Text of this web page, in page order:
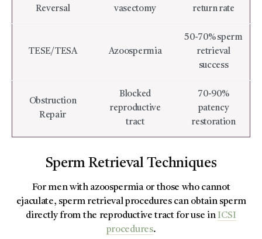
Reversal
vasectomy
return rate
TESE/TESA Azoospermia
50-70% sperm
retrieval
success
Obstruction
Repair
Blocked
reproductive
tract
70-90%
patency
restoration
Sperm Retrieval Techniques
For men with azoospermia or those who cannot
ejaculate, sperm retrieval procedures can obtain sperm
directly from the reproductive tract for use inICSI
procedures.